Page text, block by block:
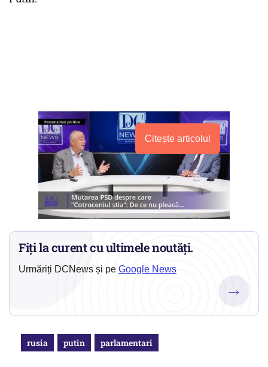
Citește articolul
Fiți la curent cu ultimele noutăți.
Urmăriți DCNews și pe Google News
→
rusia putin parlamentari